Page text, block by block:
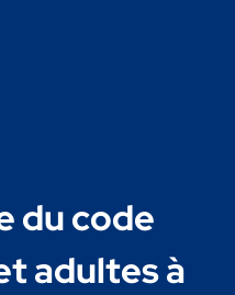
du code
adultes à